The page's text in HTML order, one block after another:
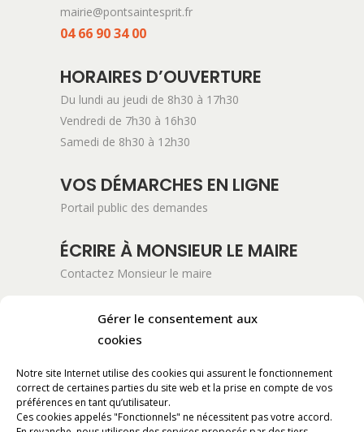
Gérer le consentement aux
cookies
Notre site Internet utilise des cookies qui assurent le fonctionnement
correct de certaines parties du site web et la prise en compte de vos
préférences en tant qu’utilisateur.
Ces cookies appelés "Fonctionnels" ne nécessitent pas votre accord.
mairie@pontsaintesprit.fr
04 66 90 34 00
HORAIRES D’OUVERTURE
Du lundi au jeudi de 8h30 à 17h30
Vendredi de 7h30 à 16h30
Samedi de 8h30 à 12h30
VOS DÉMARCHES EN LIGNE
Portail public des demandes
ÉCRIRE À MONSIEUR LE MAIRE
Contactez Monsieur le maire
ADRESSE POSTALE
Mairie de Pont-Saint-Esprit
BP 11061
30130 Pont-Saint-Esprit